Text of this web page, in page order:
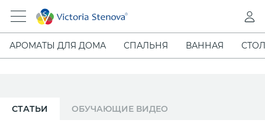
АРОМАТЫ ДЛЯ ДОМА СПАЛЬНЯ ВАННАЯ
СТАТЬИ ОБУЧАЮЩИЕ ВИДЕО